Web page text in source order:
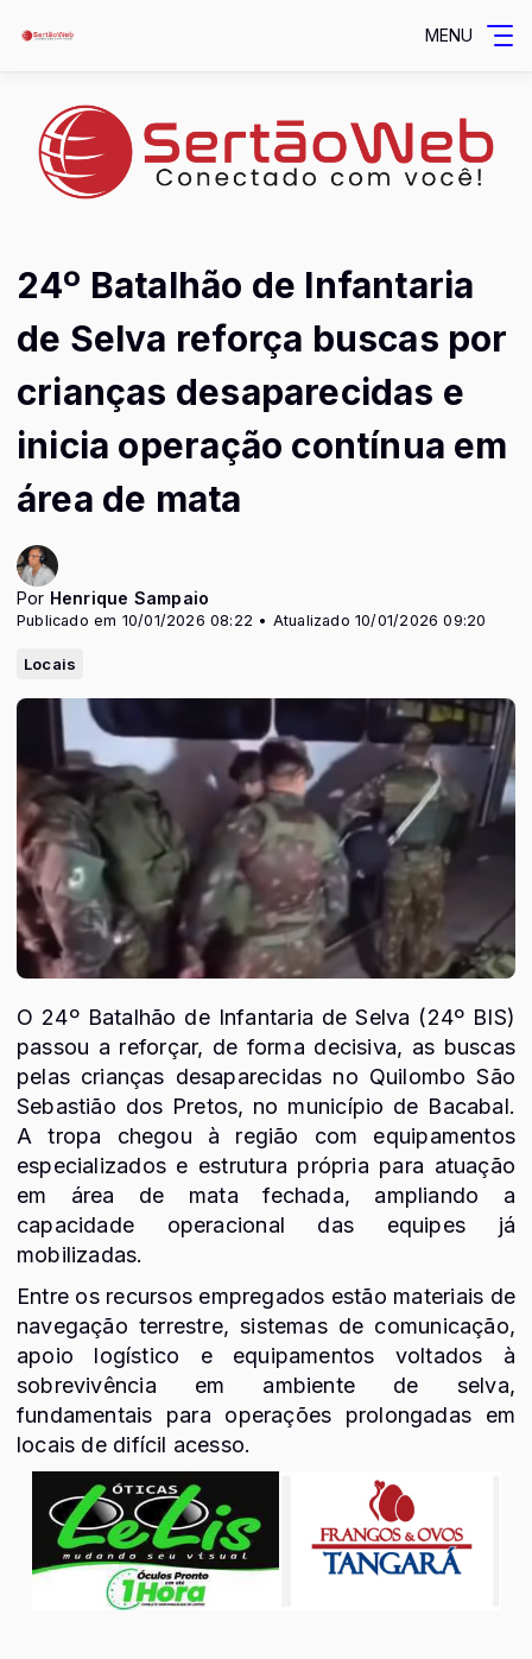
MENU
24º Batalhão de Infantaria
de Selva reforça buscas por
crianças desaparecidas e
inicia operação contínua em
área de mata
Por Henrique Sampaio
Publicado em 10/01/2026 08:22 • Atualizado 10/01/2026 09:20
Locais
O 24º Batalhão de Infantaria de Selva (24º BIS)
passou a reforçar, de forma decisiva, as buscas
pelas crianças desaparecidas no Quilombo São
Sebastião dos Pretos, no município de Bacabal.
A tropa chegou à região com equipamentos
especializados e estrutura própria para atuação
em área de mata fechada, ampliando a
capacidade operacional das equipes já
mobilizadas.
Entre os recursos empregados estão materiais de
navegação terrestre, sistemas de comunicação,
apoio logístico e equipamentos voltados à
sobrevivência em ambiente de selva,
fundamentais para operações prolongadas em
locais de difícil acesso.